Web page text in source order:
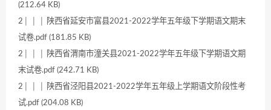
(212.64 KB)
2│ │ │ 陕西省延安市富县2021-2022学年五年级下学期语文期末
试卷.pdf (181.85 KB)
2│ │ │ 陕西省渭南市潼关县2021-2022学年五年级下学期语文期
末试卷.pdf (242.71 KB)
2│ │ │ 陕西省泾阳县2021-2022学年五年级上学期语文阶段性考
试.pdf (204.08 KB)